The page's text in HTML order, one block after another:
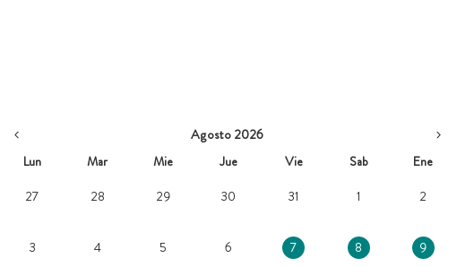
Agosto 2026
Lun
Mar Mie Jue Vie Sab
Ene
27
28 29 30 31 1 2
3 4 5 6 7 8 9